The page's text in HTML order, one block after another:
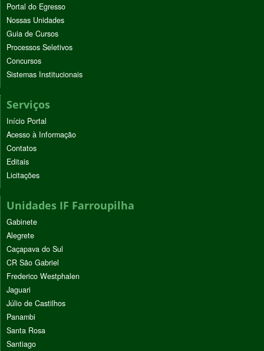
Portal do Egresso
Nossas Unidades
Guia de Cursos
Processos Seletivos
Concursos
Sistemas Institucionais
Serviços
Início Portal
Acesso à Informação
Contatos
Editais
Licitações
Unidades IF Farroupilha
Gabinete
Alegrete
Caçapava do Sul
CR São Gabriel
Frederico Westphalen
Jaguari
Júlio de Castilhos
Panambi
Santa Rosa
Santiago